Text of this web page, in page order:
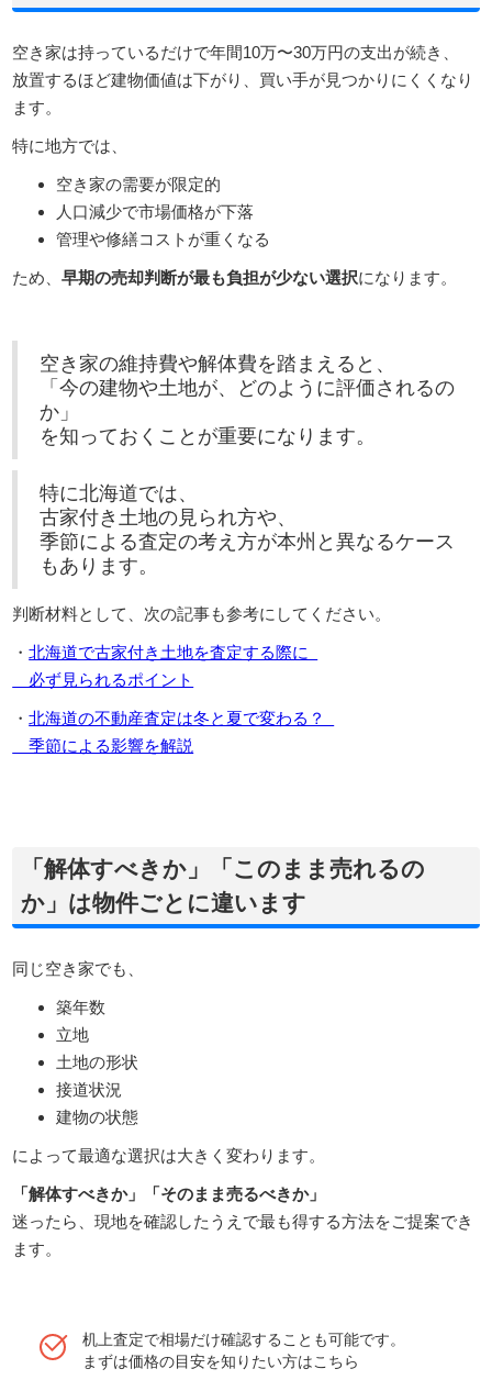
空き家は持っているだけで年間10万〜30万円の支出が続き、
放置するほど建物価値は下がり、買い手が見つかりにくくなり
ます。
特に地方では、
空き家の需要が限定的
人口減少で市場価格が下落
管理や修繕コストが重くなる
ため、早期の売却判断が最も負担が少ない選択になります。
空き家の維持費や解体費を踏まえると、
「今の建物や土地が、どのように評価されるの
か」
を知っておくことが重要になります。
特に北海道では、
古家付き土地の見られ方や、
季節による査定の考え方が本州と異なるケース
もあります。
判断材料として、次の記事も参考にしてください。
・北海道で古家付き土地を査定する際に
必ず見られるポイント
・北海道の不動産査定は冬と夏で変わる？
季節による影響を解説
「解体すべきか」「このまま売れるの
か」は物件ごとに違います
同じ空き家でも、
築年数
立地
土地の形状
接道状況
建物の状態
によって最適な選択は大きく変わります。
「解体すべきか」「そのまま売るべきか」
迷ったら、現地を確認したうえで最も得する方法をご提案でき
ます。
机上査定で相場だけ確認することも可能です。
まずは価格の目安を知りたい方はこちら